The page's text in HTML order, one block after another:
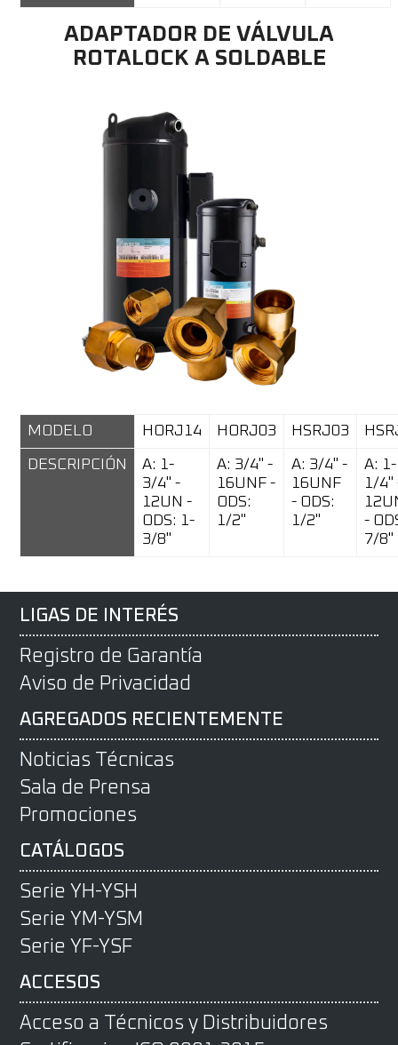
ADAPTADOR DE VÁLVULA
ROTALOCK A SOLDABLE
MODELO HORJ14 HORJ03 HSRJ03
DESCRIPCIÓN
A: 1-
3/4" -
12UN -
ODS: 1-
3/8"
A: 3/4" -
16UNF -
ODS:
1/2"
A: 3/4" -
16UNF
- ODS:
1/2"
A: 1-
1/4"
-
7/8"
LIGAS DE INTERÉS
Registro de Garantía
Aviso de Privacidad
AGREGADOS RECIENTEMENTE
Noticias Técnicas
Sala de Prensa
Promociones
CATÁLOGOS
Serie YH-YSH
Serie YM-YSM
Serie YF-YSF
ACCESOS
Acceso a Técnicos y Distribuidores